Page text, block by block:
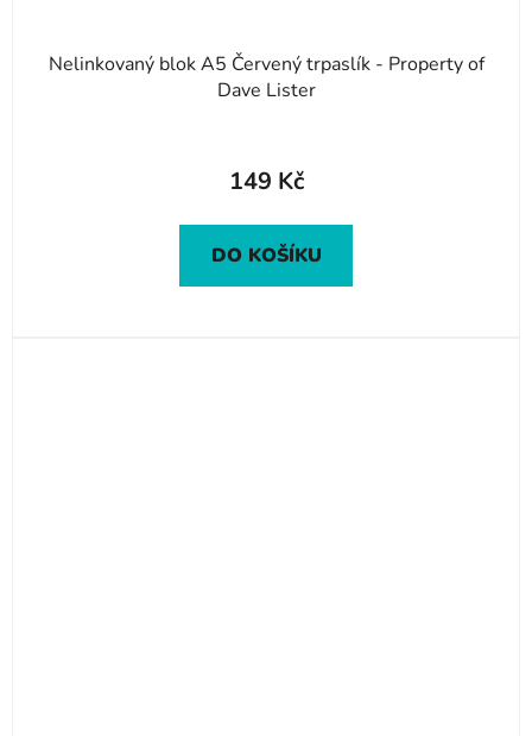
Nelinkovaný blok A5 Červený trpaslík - Property of
Dave Lister
149 Kč
DO KOŠÍKU